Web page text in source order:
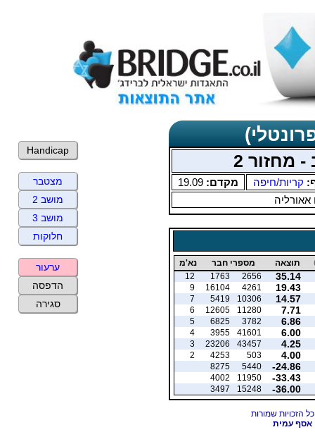
מחזור 2
קריות/חיפה מקדם: 19.09
אאורליה
תוצאה מספרי חבר נא'מ
35.14
2656
1763
12
19.43
4261
16104
9
14.57
10306
5419
7
7.71
11280
12605
6
6.86
3782
6825
5
6.00
41601
3955
4
4.25
43457
23206
3
4.00
503
4253
2
-24.86
5440
8275
-33.43
11950
4002
-36.00
15248
3497
אסף עמית
Handicap
מצטבר
מושב 2
מושב 3
חלוקות
ערעור
הדפסה
סגירה